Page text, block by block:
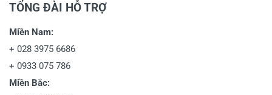
TỔNG ĐÀI HỖ TRỢ
Miền Nam:
+ 028 3975 6686
+ 0933 075 786
Miền Bắc: